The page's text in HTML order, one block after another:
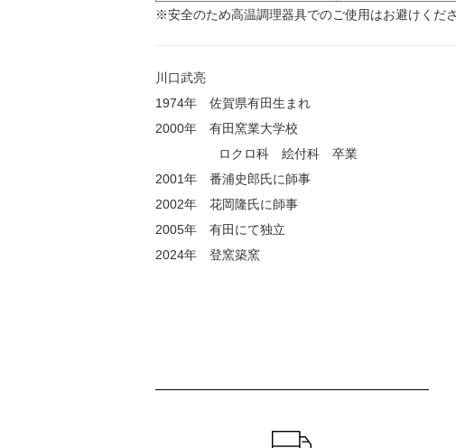
※安全のため高温調理器具でのご使用はお避けくださ
川口武亮
1974年 佐賀県有田生まれ
2000年 有田窯業大学校
ロクロ科 絵付科 卒業
2001年 番浦史郎氏に師事
2002年 花岡隆氏に師事
2005年 有田にて独立
2024年 登窯築窯